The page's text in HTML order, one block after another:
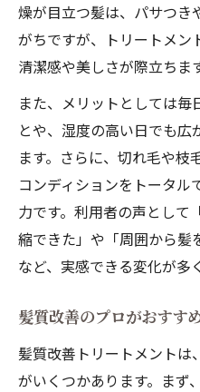
髪質改善をサポ
ホームケアで髪
実感できる髪質改善の
髪質改善で実感
トリートメント
髪質改善で得た
持続する髪質改
髪質改善を続け
燥が目立つ髪は、パサつき
がちですが、トリートメン
清潔感や美しさが際立ちま
また、メリットとしては
とや、湿度の高い日でも
ます。さらに、切れ毛や枝
コンディションをトータ
力です。利用者の声として
縮できた」や「周囲から髪
など、実感できる変化が多
髪質改善のプロがおすす
髪質改善トリートメントは
がいくつかあります。まず